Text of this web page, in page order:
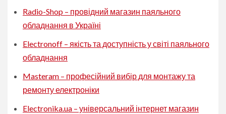
Radio-Shop – провідний магазин паяльного
обладнання в Україні
Electronoff – якість та доступність у світі паяльного
обладнання
Masteram – професійний вибір для монтажу та
ремонту електроніки
Electronika.ua – універсальний інтернет магазин